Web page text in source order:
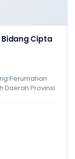
Bidang Cipta
Perumahan
Daerah Provinsi